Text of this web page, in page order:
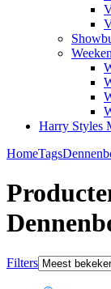
Harry Styles
HomeTags
Filters